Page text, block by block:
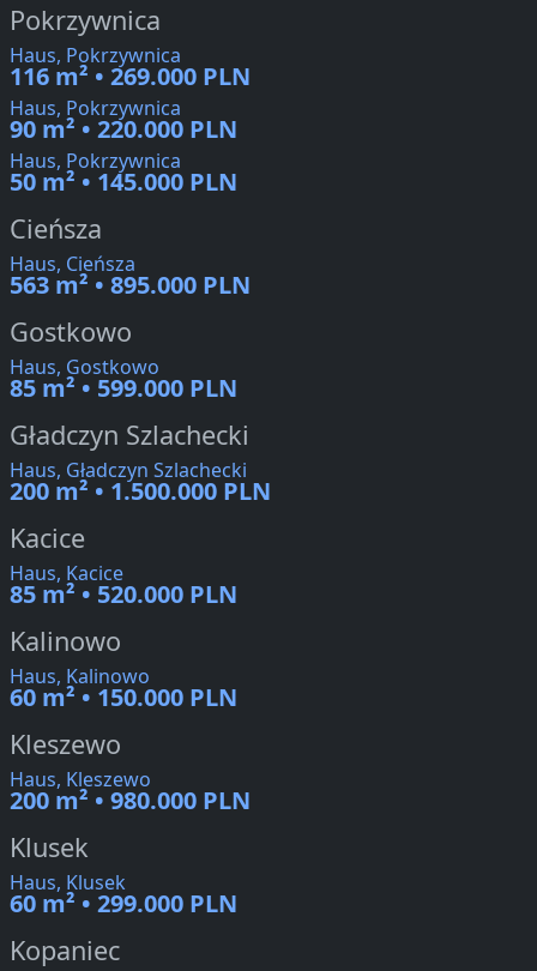
Pokrzywnica
Haus, Pokrzywnica
116 m² • 269.000 PLN
Haus, Pokrzywnica
90 m² • 220.000 PLN
Haus, Pokrzywnica
50 m² • 145.000 PLN
Cieńsza
Haus, Cieńsza
563 m² • 895.000 PLN
Gostkowo
Haus, Gostkowo
85 m² • 599.000 PLN
Gładczyn Szlachecki
Haus, Gładczyn Szlachecki
200 m² • 1.500.000 PLN
Kacice
Haus, Kacice
85 m² • 520.000 PLN
Kalinowo
Haus, Kalinowo
60 m² • 150.000 PLN
Kleszewo
Haus, Kleszewo
200 m² • 980.000 PLN
Klusek
Haus, Klusek
60 m² • 299.000 PLN
Kopaniec